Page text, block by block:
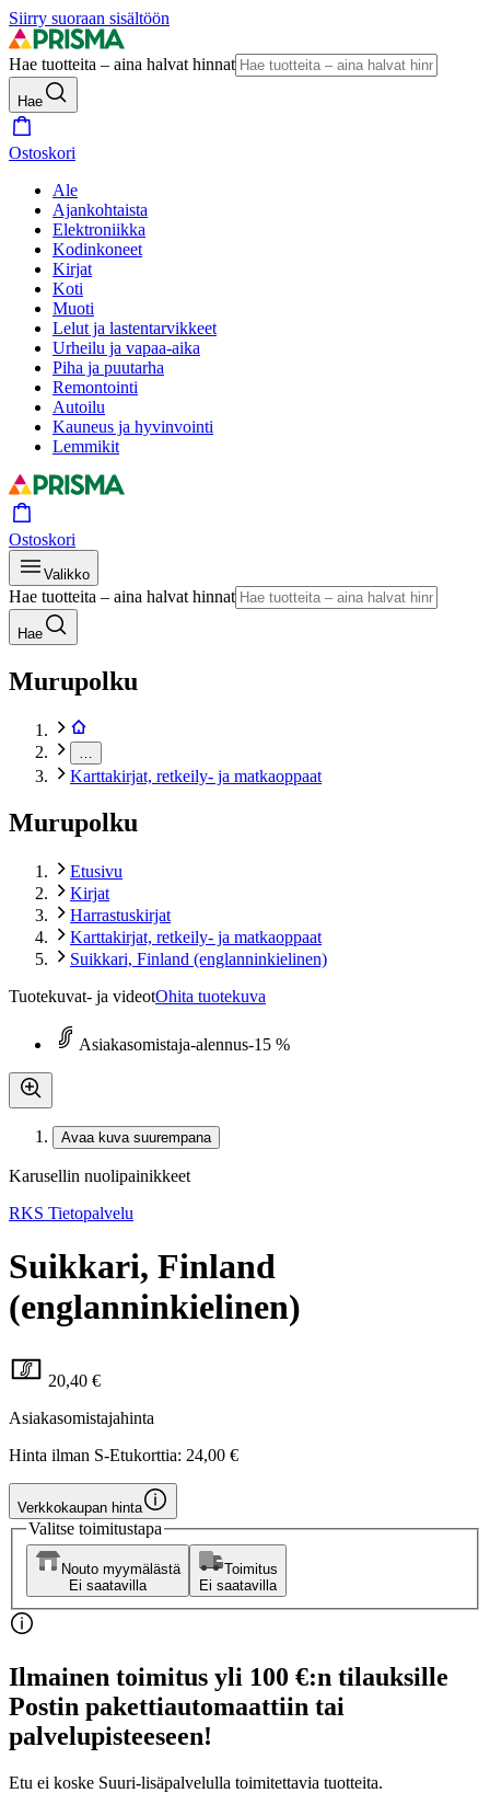
Siirry suoraan sisältöön
Hae tuotteita – aina halvat hinnat
Hae
Ostoskori
Ale
Ajankohtaista
Elektroniikka
Kodinkoneet
Kirjat
Koti
Muoti
Lelut ja lastentarvikkeet
Urheilu ja vapaa-aika
Piha ja puutarha
Remontointi
Autoilu
Kauneus ja hyvinvointi
Lemmikit
Ostoskori
Valikko
Hae tuotteita – aina halvat hinnat
Hae
Murupolku
Karttakirjat, retkeily- ja matkaoppaat
Murupolku
Etusivu
Kirjat
Harrastuskirjat
Karttakirjat, retkeily- ja matkaoppaat
Suikkari, Finland (englanninkielinen)
Tuotekuvat- ja videotOhita tuotekuva
Asiakasomistaja-alennus-15 %
Avaa kuva suurempana
Karusellin nuolipainikkeet
RKS Tietopalvelu
Suikkari, Finland
(englanninkielinen)
20,40 €
Asiakasomistajahinta
Hinta ilman S-Etukorttia: 24,00 €
Verkkokaupan hinta
Valitse toimitustapa
Nouto myymälästä
Ei saatavilla
Toimitus
Ei saatavilla
Ilmainen toimitus yli 100 €:n tilauksille
Postin pakettiautomaattiin tai
palvelupisteeseen!
Etu ei koske Suuri‑lisäpalvelulla toimitettavia tuotteita.